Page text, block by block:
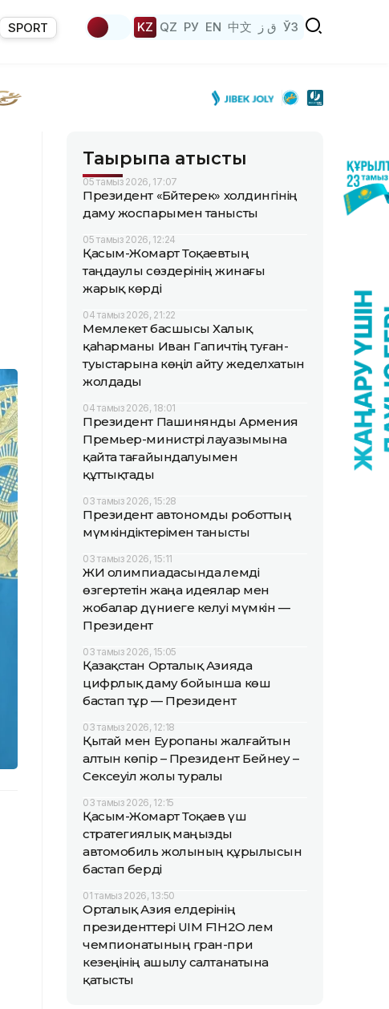
SPORT KZ QZ РУ EN 中文 ق ز ЎЗ
Тақырыпқа қатысты
05 тамыз 2026, 17:07
Президент «Бәйтерек» холдингінің
даму жоспарымен танысты
05 тамыз 2026, 12:24
Қасым-Жомарт Тоқаевтың
таңдаулы сөздерінің жинағы
жарық көрді
04 тамыз 2026, 21:22
Мемлекет басшысы Халық
қаһарманы Иван Гапичтің туған-
туыстарына көңіл айту жеделхатын
жолдады
04 тамыз 2026, 18:01
Президент Пашинянды Армения
Премьер-министрі лауазымына
қайта тағайындалуымен
құттықтады
03 тамыз 2026, 15:28
Президент автономды роботтың
мүмкіндіктерімен танысты
03 тамыз 2026, 15:11
ЖИ олимпиадасында әлемді
өзгертетін жаңа идеялар мен
жобалар дүниеге келуі мүмкін —
Президент
03 тамыз 2026, 15:05
Қазақстан Орталық Азияда
цифрлық даму бойынша көш
бастап тұр — Президент
03 тамыз 2026, 12:18
Қытай мен Еуропаны жалғайтын
алтын көпір – Президент Бейнеу –
Сексеуіл жолы туралы
03 тамыз 2026, 12:15
Қасым-Жомарт Тоқаев үш
стратегиялық маңызды
автомобиль жолының құрылысын
бастап берді
01 тамыз 2026, 13:50
Орталық Азия елдерінің
президенттері UIM F1H2O әлем
чемпионатының гран-при
кезеңінің ашылу салтанатына
қатысты